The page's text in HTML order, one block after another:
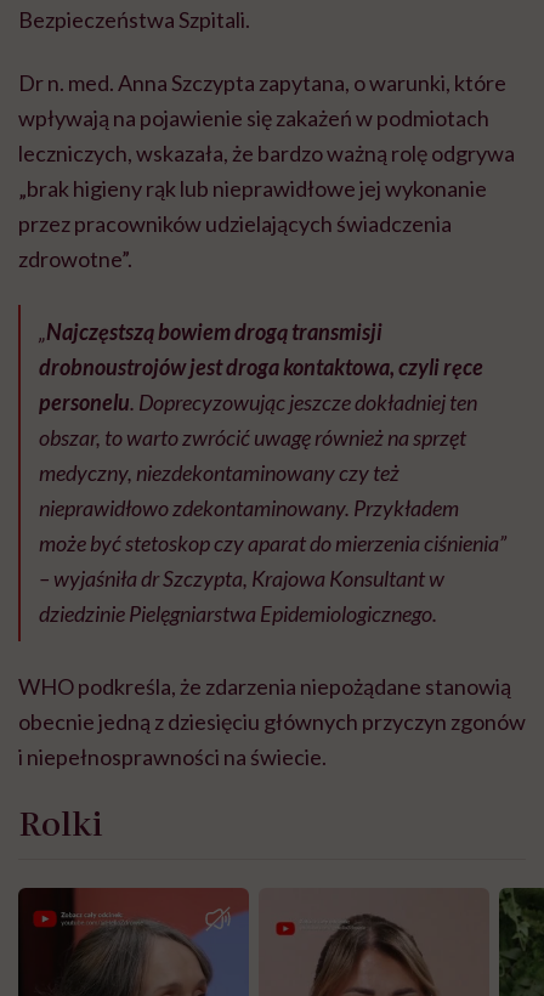
Bezpieczeństwa Szpitali.
Dr n. med. Anna Szczypta zapytana, o warunki, które
wpływają na pojawienie się zakażeń w podmiotach
leczniczych, wskazała, że bardzo ważną rolę odgrywa
„brak higieny rąk lub nieprawidłowe jej wykonanie
przez pracowników udzielających świadczenia
zdrowotne”.
„Najczęstszą bowiem drogą transmisji
drobnoustrojów jest droga kontaktowa, czyli ręce
personelu. Doprecyzowując jeszcze dokładniej ten
obszar, to warto zwrócić uwagę również na sprzęt
medyczny, niezdekontaminowany czy też
nieprawidłowo zdekontaminowany. Przykładem
może być stetoskop czy aparat do mierzenia ciśnienia”
– wyjaśniła dr Szczypta, Krajowa Konsultant w
dziedzinie Pielęgniarstwa Epidemiologicznego.
WHO podkreśla, że zdarzenia niepożądane stanowią
obecnie jedną z dziesięciu głównych przyczyn zgonów
i niepełnosprawności na świecie.
Rolki